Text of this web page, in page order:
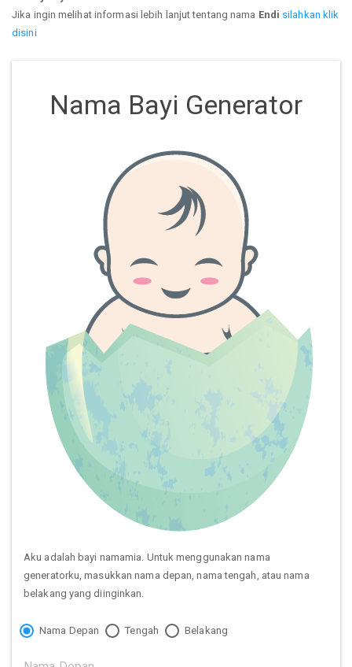
Jika ingin melihat informasi lebih lanjut tentang nama Endi silahkan klik
disini
Nama Bayi Generator
Aku adalah bayi namamia. Untuk menggunakan nama
generatorku, masukkan nama depan, nama tengah, atau nama
belakang yang diinginkan.
Nama Depan Tengah Belakang